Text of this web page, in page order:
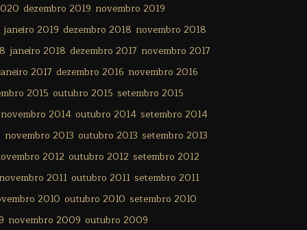
dezembro 2019 novembro 2019
janeiro 2019 dezembro 2018 novembro 2018
janeiro 2018 dezembro 2017 novembro 2017
2017 dezembro 2016 novembro 2016
2015 outubro 2015 setembro 2015
novembro 2014 outubro 2014 setembro 2014
novembro 2013 outubro 2013 setembro 2013
2012 outubro 2012 setembro 2012
2011 outubro 2011 setembro 2011
2010 outubro 2010 setembro 2010
novembro 2009 outubro 2009